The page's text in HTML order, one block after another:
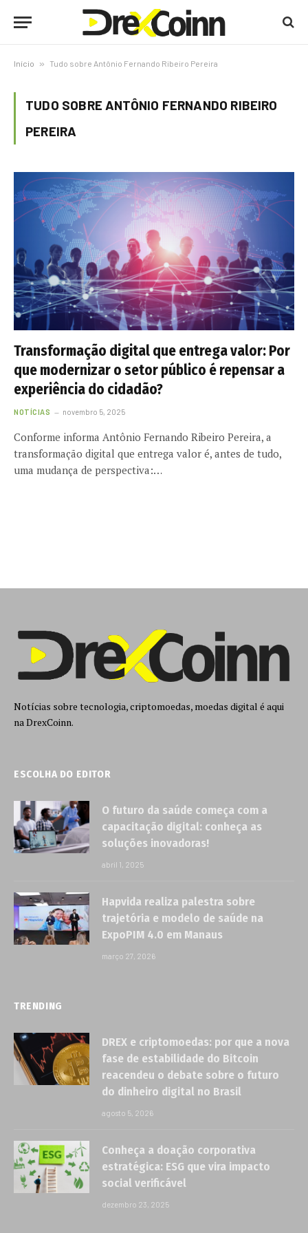
Início » Tudo sobre Antônio Fernando Ribeiro Pereira
TUDO SOBRE ANTÔNIO FERNANDO RIBEIRO
PEREIRA
Transformação digital que entrega valor: Por
que modernizar o setor público é repensar a
experiência do cidadão?
NOTÍCIAS novembro 5, 2025
Conforme informa Antônio Fernando Ribeiro Pereira, a
transformação digital que entrega valor é, antes de tudo,
uma mudança de perspectiva:…
Notícias sobre tecnologia, criptomoedas, moedas digital é aqui
na DrexCoinn.
ESCOLHA DO EDITOR
O futuro da saúde começa com a
capacitação digital: conheça as
soluções inovadoras!
abril 1, 2025
Hapvida realiza palestra sobre
trajetória e modelo de saúde na
ExpoPIM 4.0 em Manaus
março 27, 2026
TRENDING
DREX e criptomoedas: por que a nova
fase de estabilidade do Bitcoin
reacendeu o debate sobre o futuro
do dinheiro digital no Brasil
agosto 5, 2026
Conheça a doação corporativa
estratégica: ESG que vira impacto
social verificável
dezembro 23, 2025